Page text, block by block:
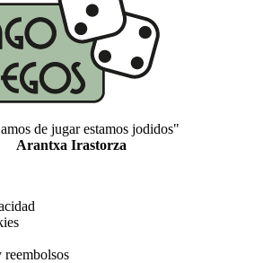
de jugar estamos jodidos"
Arantxa Irastorza